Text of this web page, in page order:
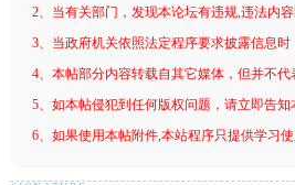
2、当有关部门，发现本论坛有违规,违法内
3、当政府机关依照法定程序要求披露信息
4、本帖部分内容转载自其它媒体，但并不
5、如本帖侵犯到任何版权问题，请立即告
6、如果使用本帖附件,本站程序只提供学习